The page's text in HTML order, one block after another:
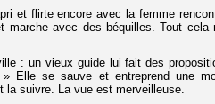
et flirte encore avec la femme
marche avec des béquilles. Tout
: un vieux guide lui fait des
Elle se sauve et entreprend une
la suivre. La vue est merveilleuse.